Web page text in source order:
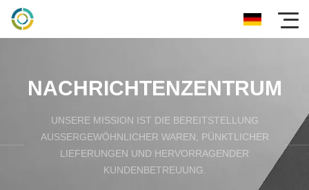
NACHRICHTENZENTRUM
UNSERE MISSION IST DIE BEREITSTELLUNG
AUSSERGEWÖHNLICHER WAREN, PÜNKTLICHER L
IEFERUNGEN UND HERVORRAGENDER K
UNDENBETREUUNG.